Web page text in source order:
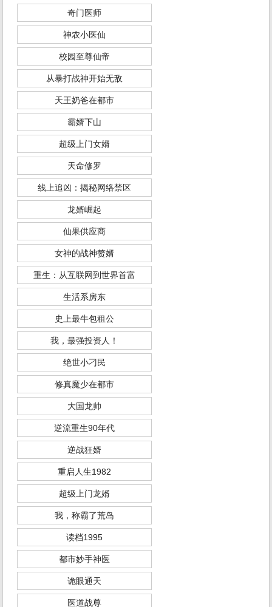
奇门医师
神农小医仙
校园至尊仙帝
从暴打战神开始无敌
天王奶爸在都市
霸婿下山
超级上门女婿
天命修罗
线上追凶：揭秘网络禁区
龙婿崛起
仙果供应商
女神的战神赘婿
重生：从互联网到世界首富
生活系房东
史上最牛包租公
我，最强投资人！
绝世小刁民
修真魔少在都市
大国龙帅
逆流重生90年代
逆战狂婿
重启人生1982
超级上门龙婿
我，称霸了荒岛
读档1995
都市妙手神医
诡眼通天
医道战尊